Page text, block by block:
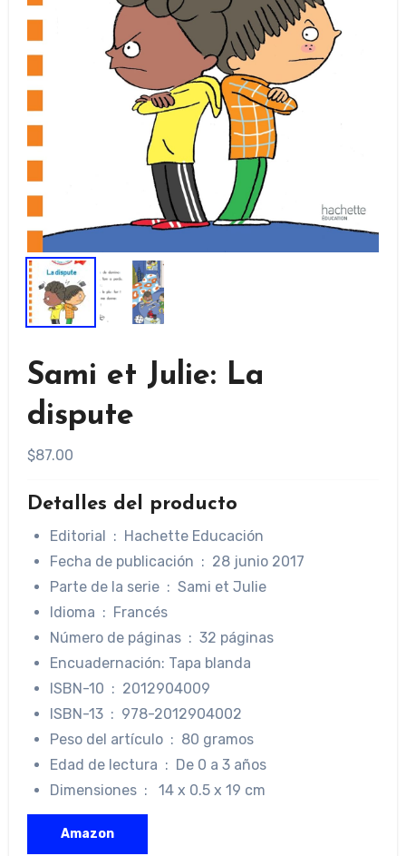
Sami et Julie: La
dispute
$87.00
Detalles del producto
Editorial ‏ : ‎ Hachette Educación
Fecha de publicación ‏ : ‎ 28 junio 2017
Parte de la serie ‏ : ‎Sami et Julie
Idioma ‏ : ‎ Francés
Número de páginas ‏ : ‎32 páginas
Encuadernación: Tapa blanda
ISBN-10 ‏ : ‎ 2012904009
ISBN-13 ‏ : ‎ 978-2012904002
Peso del artículo ‏ : ‎ 80 gramos
Edad de lectura ‏ : ‎ De 0 a 3 años
Dimensiones ‏ : ‎ ‎ 14 x 0.5 x 19 cm
Amazon